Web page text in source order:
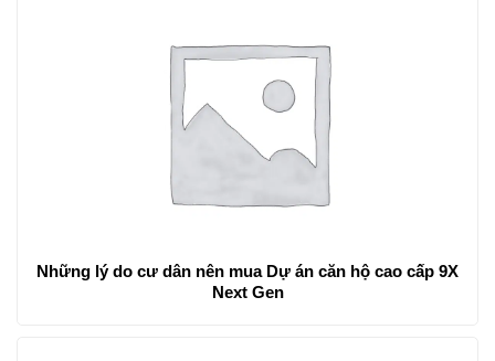
Những lý do cư dân nên mua Dự án căn hộ cao cấp 9X
Next Gen